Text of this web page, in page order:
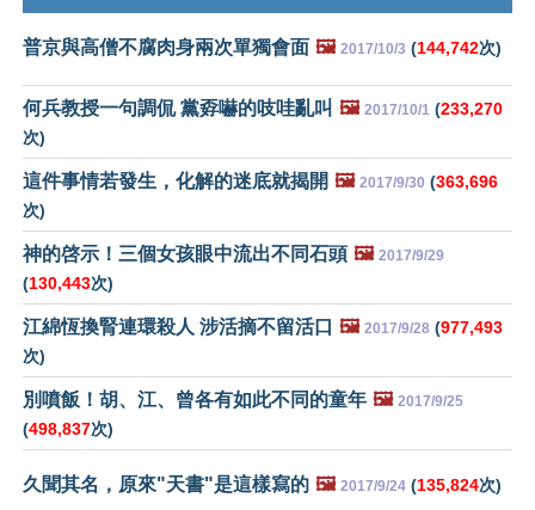
普京與高僧不腐肉身兩次單獨會面 🖼️ 2017/10/3 (144,742次)
何兵教授一句調侃 黨孬嚇的吱哇亂叫 🖼️ 2017/10/1 (233,270
次)
這件事情若發生，化解的迷底就揭開 🖼️ 2017/9/30 (363,696
次)
神的啓示！三個女孩眼中流出不同石頭 🖼️ 2017/9/29
(130,443次)
江綿恆換腎連環殺人 涉活摘不留活口 🖼️ 2017/9/28 (977,493
次)
別噴飯！胡、江、曾各有如此不同的童年 🖼️ 2017/9/25
(498,837次)
久聞其名，原來"天書"是這樣寫的 🖼️ 2017/9/24 (135,824次)